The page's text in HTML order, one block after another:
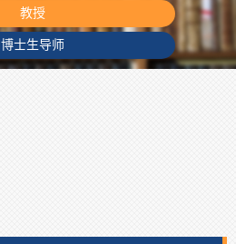
教授
博士生导师